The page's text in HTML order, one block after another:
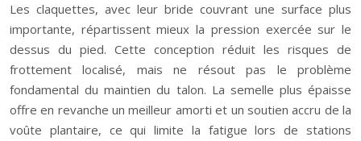
Les claquettes, avec leur bride couvrant une surface plus
importante, répartissent mieux la pression exercée sur le
dessus du pied. Cette conception réduit les risques de
frottement localisé, mais ne résout pas le problème
fondamental du maintien du talon. La semelle plus épaisse
offre en revanche un meilleur amorti et un soutien accru de la
voûte plantaire, ce qui limite la fatigue lors de stations